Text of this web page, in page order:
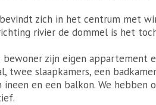
zich in het centrum met
rivier de dommel is het
bewoner zijn eigen appartement
twee slaapkamers, een
en een balkon. We hebben